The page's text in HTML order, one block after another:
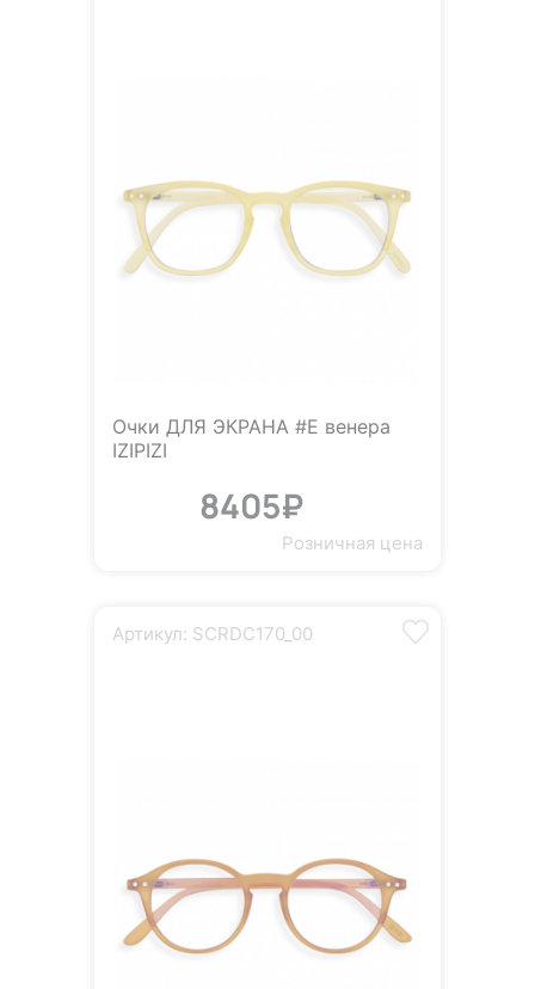
Очки ДЛЯ ЭКРАНА #E венера
IZIPIZI
8405₽
Розничная цена
Артикул: SCRDC170_00